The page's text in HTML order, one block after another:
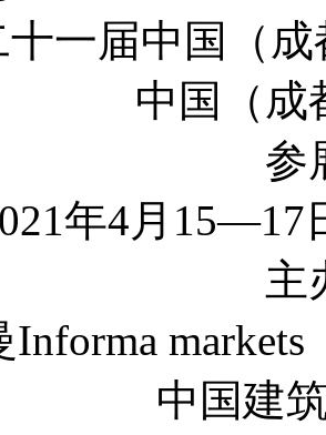
十一届中国（
中国（成
参
年4月
主
Informa
中国建